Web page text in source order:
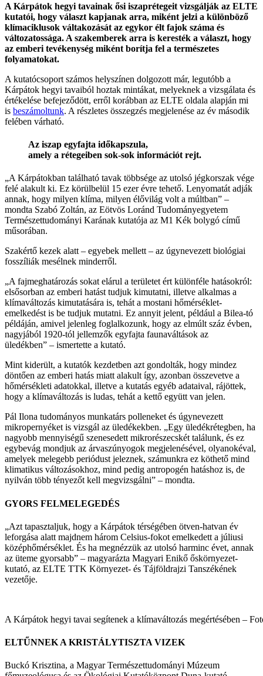
A Kárpátok hegyi tavainak ősi iszaprétegeit vizsgálják az ELTE
kutatói, hogy választ kapjanak arra, miként jelzi a különböző
klímaciklusok váltakozását az egykor élt fajok száma és
változatossága. A szakemberek arra is keresték a választ, hogy
az emberi tevékenység miként borítja fel a természetes
folyamatokat.
A kutatócsoport számos helyszínen dolgozott már, legutóbb a
Kárpátok hegyi tavaiból hoztak mintákat, melyeknek a vizsgálata és
értékelése befejeződött, erről korábban az ELTE oldala alapján mi
is beszámoltunk. A részletes összegzés megjelenése az év második
felében várható.
Az iszap egyfajta időkapszula,
amely a rétegeiben sok-sok információt rejt.
„A Kárpátokban található tavak többsége az utolsó jégkorszak vége
felé alakult ki. Ez körülbelül 15 ezer évre tehető. Lenyomatát adják
annak, hogy milyen klíma, milyen élővilág volt a múltban” –
mondta Szabó Zoltán, az Eötvös Loránd Tudományegyetem
Természettudományi Karának kutatója az M1 Kék bolygó című
műsorában.
Szakértő kezek alatt – egyebek mellett – az úgynevezett biológiai
fosszíliák mesélnek minderről.
„A fajmeghatározás sokat elárul a területet ért különféle hatásokról:
elsősorban az emberi hatást tudjuk kimutatni, illetve alkalmas a
klímaváltozás kimutatására is, tehát a mostani hőmérséklet-
emelkedést is be tudjuk mutatni. Ez annyit jelent, például a Bilea-tó
példáján, amivel jelenleg foglalkozunk, hogy az elmúlt száz évben,
nagyjából 1920-tól jellemzők egyfajta faunaváltások az
üledékben” – ismertette a kutató.
Mint kiderült, a kutatók kezdetben azt gondolták, hogy mindez
döntően az emberi hatás miatt alakult így, azonban összevetve a
hőmérsékleti adatokkal, illetve a kutatás egyéb adataival, rájöttek,
hogy a klímaváltozás is ludas, tehát a kettő együtt van jelen.
Pál Ilona tudományos munkatárs polleneket és úgynevezett
mikropernyéket is vizsgál az üledékekben. „Egy üledékrétegben, ha
nagyobb mennyiségű szenesedett mikrorészecskét találunk, és ez
egybevág mondjuk az árvaszúnyogok megjelenésével, olyanokéval,
amelyek melegebb periódust jeleznek, számunkra ez köthető mind
klimatikus változásokhoz, mind pedig antropogén hatáshoz is, de
nyilván több tényezőt kell megvizsgálni” – mondta.
GYORS FELMELEGEDÉS
„Azt tapasztaljuk, hogy a Kárpátok térségében ötven-hatvan év
leforgása alatt majdnem három Celsius-fokot emelkedett a júliusi
középhőmérséklet. És ha megnézzük az utolsó harminc évet, annak
az üteme gyorsabb” – magyarázta Magyari Enikő őskörnyezet-
kutató, az ELTE TTK Környezet- és Tájföldrajzi Tanszékének
vezetője.
A Kárpátok hegyi tavai segítenek a klímaváltozás megértésében –
ELTŰNNEK A KRISTÁLYTISZTA VIZEK
Buckó Krisztina, a Magyar Természettudományi Múzeum